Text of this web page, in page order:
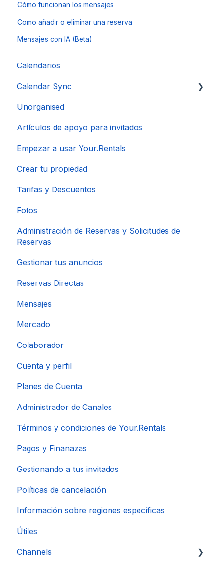
Cómo funcionan los mensajes
Como añadir o eliminar una reserva
Mensajes con IA (Beta)
Calendarios
Calendar Sync
Importación de calendarios populares
Unorganised
Artículos de apoyo para invitados
Empezar a usar Your.Rentals
Crear tu propiedad
Tarifas y Descuentos
Fotos
Administración de Reservas y Solicitudes de
Reservas
Gestionar tus anuncios
Reservas Directas
Mensajes
Mercado
Colaborador
Cuenta y perfil
Planes de Cuenta
Administrador de Canales
Términos y condiciones de Your.Rentals
Pagos y Finanazas
Gestionando a tus invitados
Políticas de cancelación
Información sobre regiones específicas
Útiles
Channels